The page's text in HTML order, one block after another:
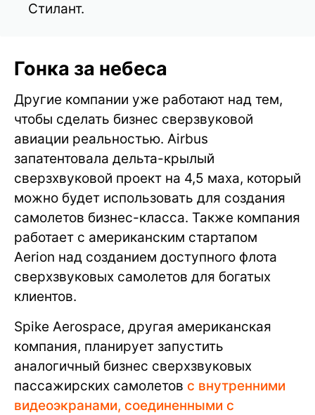
Стилант.
Гонка за небеса
Другие компании уже работают над тем,
чтобы сделать бизнес сверзвуковой
авиации реальностью. Airbus
запатентовала дельта-крылый
сверзхвуковой проект на 4,5 маха, который
можно будет использовать для создания
самолетов бизнес-класса. Также компания
работает с американским стартапом
Aerion над созданием доступного флота
сверхзвуковых самолетов для богатых
клиентов.
Spike Aerospace, другая американская
компания, планирует запустить
аналогичный бизнес сверхзвуковых
пассажирских самолетов с внутренними
видеоэкранами, соединенными с